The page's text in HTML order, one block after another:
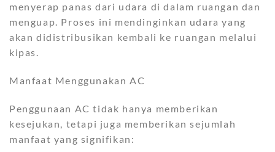
menyerap panas dari udara di dalam ruangan dan
menguap. Proses ini mendinginkan udara yang
akan didistribusikan kembali ke ruangan melalui
kipas.
Manfaat Menggunakan AC
Penggunaan AC tidak hanya memberikan
kesejukan, tetapi juga memberikan sejumlah
manfaat yang signifikan: